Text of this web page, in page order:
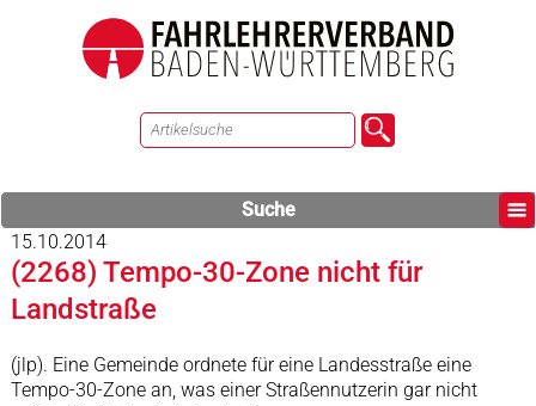
Suche
15.10.2014
(2268) Tempo-30-Zone nicht für
Landstraße
(jlp). Eine Gemeinde ordnete für eine Landesstraße eine
Tempo-30-Zone an, was einer Straßennutzerin gar nicht